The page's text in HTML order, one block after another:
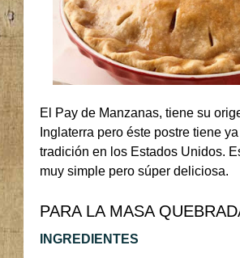
El Pay de Manzanas, tiene su
Inglaterra pero éste postre tiene
tradición en los Estados Unidos.
muy simple pero súper deliciosa.
PARA LA MASA
INGREDIENTES